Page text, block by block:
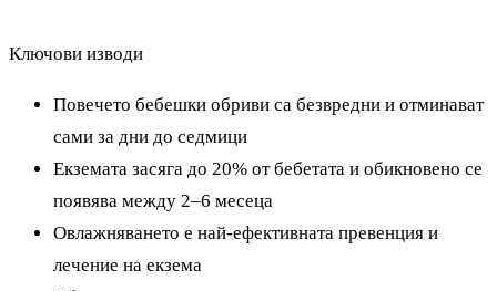
Ключови изводи
Повечето бебешки обриви са безвредни и отминават
сами за дни до седмици
Екземата засяга до 20% от бебетата и обикновено се
появява между 2–6 месеца
Овлажняването е най-ефективната превенция и
лечение на екзема